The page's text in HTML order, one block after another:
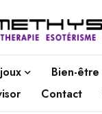
Bien-être
Contact